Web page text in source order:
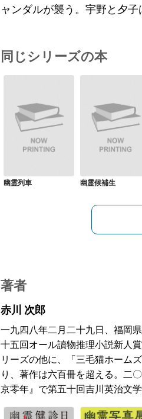
ャンダルが襲う。宇野と夕
同じシリーズの本
幽霊列車 幽霊候補生
著者
赤川 次郎
一九四八年二月二十九日、福岡
十五回オール讀物推理小説新人
リーズの他に、「三毛猫ホーム
り、著作は六百冊を超える。二
京零年』で第五十回吉川英治文学